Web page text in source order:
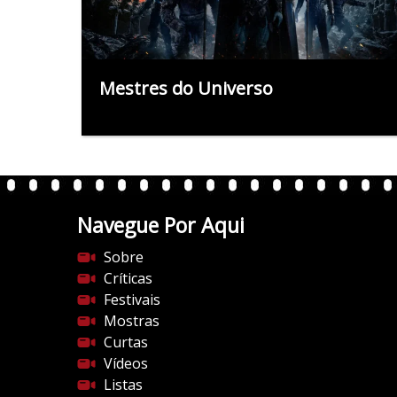
Mestres do Universo
Navegue Por Aqui
Sobre
Críticas
Festivais
Mostras
Curtas
Vídeos
Listas